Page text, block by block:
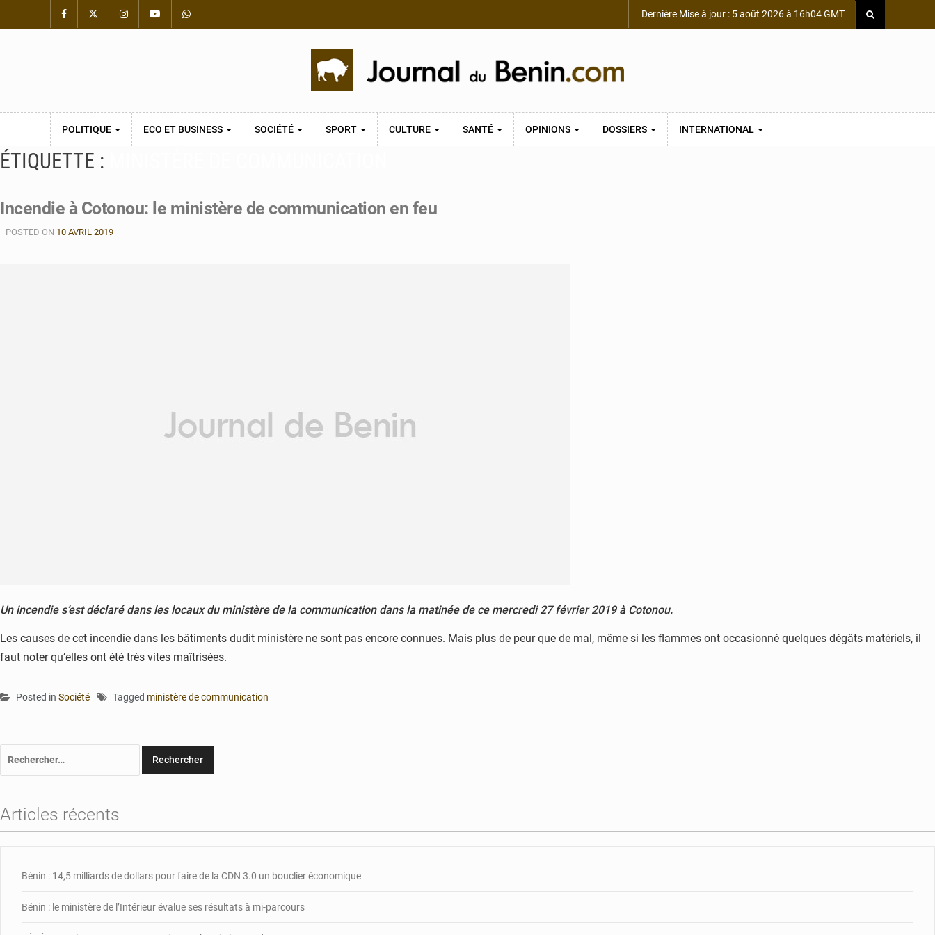
Dernière Mise à jour : 5 août 2026 à 16h04 GMT
POLITIQUE ECO ET BUSINESS SOCIÉTÉ SPORT CULTURE SANTÉ OPINIONS DOSSIERS INTERNATIONAL
ÉTIQUETTE :
Incendie à Cotonou: le ministère de communication en feu
POSTED ON 10 AVRIL 2019
Un incendie s’est déclaré dans les locaux du ministère de la communication dans la matinée de ce mercredi 27 février 2019 à Cotonou.
Les causes de cet incendie dans les bâtiments dudit ministère ne sont pas encore connues. Mais plus de peur que de mal, même si les flammes ont occasionné quelques dégâts matériels, il
faut noter qu’elles ont été très vites maîtrisées.
Posted in Société Tagged ministère de communication
Articles récents
Bénin : 14,5 milliards de dollars pour faire de la CDN 3.0 un bouclier économique
Bénin : le ministère de l’Intérieur évalue ses résultats à mi-parcours